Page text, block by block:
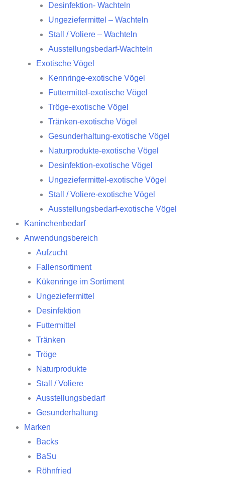
Desinfektion- Wachteln
Ungeziefermittel – Wachteln
Stall / Voliere – Wachteln
Ausstellungsbedarf-Wachteln
Exotische Vögel
Kennringe-exotische Vögel
Futtermittel-exotische Vögel
Tröge-exotische Vögel
Tränken-exotische Vögel
Gesunderhaltung-exotische Vögel
Naturprodukte-exotische Vögel
Desinfektion-exotische Vögel
Ungeziefermittel-exotische Vögel
Stall / Voliere-exotische Vögel
Ausstellungsbedarf-exotische Vögel
Kaninchenbedarf
Anwendungsbereich
Aufzucht
Fallensortiment
Kükenringe im Sortiment
Ungeziefermittel
Desinfektion
Futtermittel
Tränken
Tröge
Naturprodukte
Stall / Voliere
Ausstellungsbedarf
Gesunderhaltung
Marken
Backs
BaSu
Röhnfried